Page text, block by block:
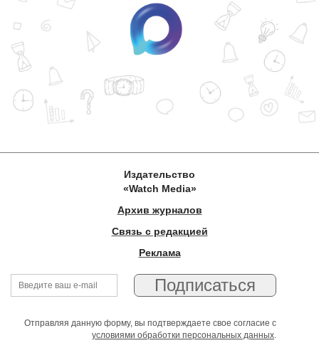
Издательство
«Watch Media»
Архив журналов
Связь с редакцией
Реклама
Отправляя данную форму, вы подтверждаете свое согласие с
условиями обработки персональных данных.